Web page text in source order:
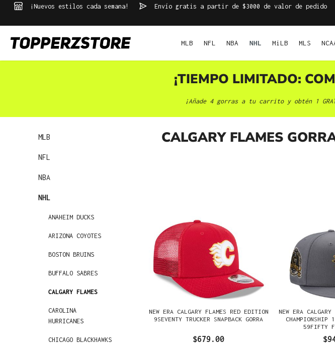
Saltar a la navegación principal
¡Nuevos estilos cada semana! Envío gratis a partir de $3000 de valor de pedido
MLB NFL NBA NHL MiLB MLS
¡TIEMPO LIMITADO:
¡Añade 4 gorras a tu carrito y obtén 1
MLB
NFL
NBA
NHL
ANAHEIM DUCKS
ARIZONA COYOTES
BOSTON BRUINS
BUFFALO SABRES
CALGARY FLAMES
CAROLINA
HURRICANES
CHICAGO BLACKHAWKS
CALGARY FLAMES
NEW ERA CALGARY FLAMES RED EDITION
9SEVENTY TRUCKER SNAPBACK GORRA
$679.00
NEW ERA
CHAMPIONSHIP
59FIFTY